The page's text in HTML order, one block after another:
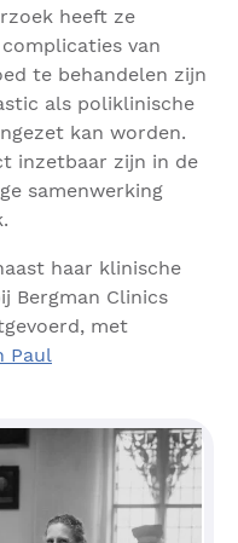
heeft ze
van
te behandelen zijn
als poliklinische
kan worden.
inzetbaar zijn in de
samenwerking
haar klinische
Bergman Clinics
met
Paul